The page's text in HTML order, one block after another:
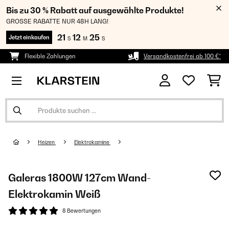
Bis zu 30 % Rabatt auf ausgewählte Produkte!
GROSSE RABATTE NUR 48H LANG!
Jetzt einkaufen 21 S 12 M 24 S
Flexible Zahlungen Versandkostenfrei ab 100 €*
Heizen Elektrokamine
Galeras 1800W 127cm Wand-
Elektrokamin​ Weiß
8 Bewertungen